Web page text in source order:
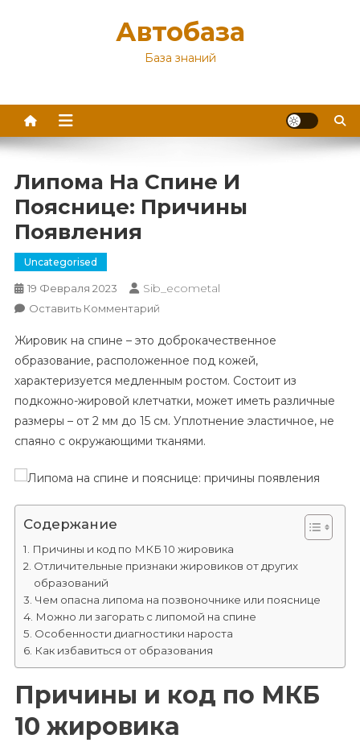
Автобаза
База знаний
Липома На Спине И
Пояснице: Причины
Появления
Uncategorised
19 Февраля 2023 Sib_ecometal
Оставить КомментарийК
На
Спине
И
Пояснице:
Причины
Появления
Жировик на спине – это доброкачественное
образование, расположенное под кожей,
характеризуется медленным ростом. Состоит из
подкожно-жировой клетчатки, может иметь различные
размеры – от 2 мм до 15 см. Уплотнение эластичное, не
спаяно с окружающими тканями.
Содержание
Причины и код по МКБ 10 жировика
Отличительные признаки жировиков от других
образований
Чем опасна липома на позвоночнике или пояснице
Можно ли загорать с липомой на спине
Особенности диагностики нароста
Как избавиться от образования
Причины и код по МКБ
10 жировика